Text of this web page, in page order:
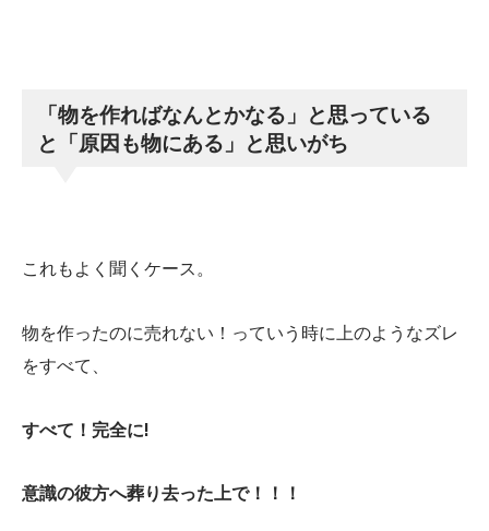
「物を作ればなんとかなる」と思っている
と「原因も物にある」と思いがち
これもよく聞くケース。
物を作ったのに売れない！っていう時に上のようなズレ
をすべて、
すべて！完全に!
意識の彼方へ葬り去った上で！！！